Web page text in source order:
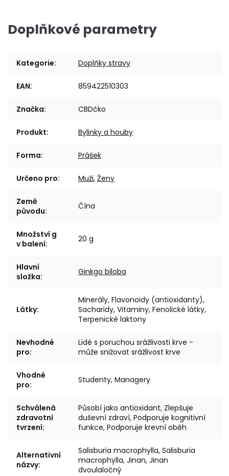
Doplňkové parametry
Kategorie: Doplňky stravy
EAN: 859422510303
Značka: CBDčko
Produkt: Bylinky a houby
Forma: Prášek
Určeno pro: Muži, Ženy
Země
původu: Čína
Množství g
v balení: 20 g
Hlavní
složka: Ginkgo biloba
Látky:
Minerály, Flavonoidy (antioxidanty),
Sacharidy, Vitaminy, Fenolické látky,
Terpenické laktony
Nevhodné
pro:
Lidé s poruchou srážlivosti krve -
může snižovat srážlivost krve
Vhodné
pro: Studenty, Managery
Schválená
zdravotní
tvrzení:
Působí jako antioxidant, Zlepšuje
duševní zdraví, Podporuje kognitivní
funkce, Podporuje krevní oběh
Alternativní
názvy:
Salisburia macrophylla, Salisburia
macrophylla, Jinan, Jinan
dvoulaločný